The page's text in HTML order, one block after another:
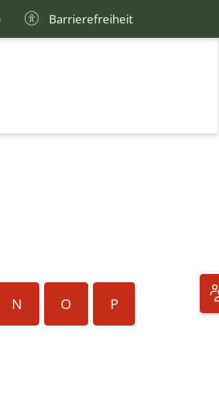
Barrierefreiheit
N O P